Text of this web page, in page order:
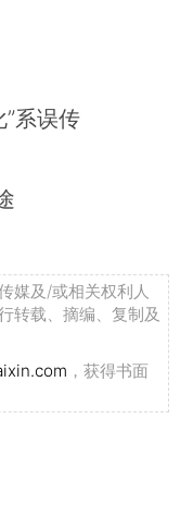
”系误传
媒及/或相关权利人
转载、摘编、复制及
，获得书面